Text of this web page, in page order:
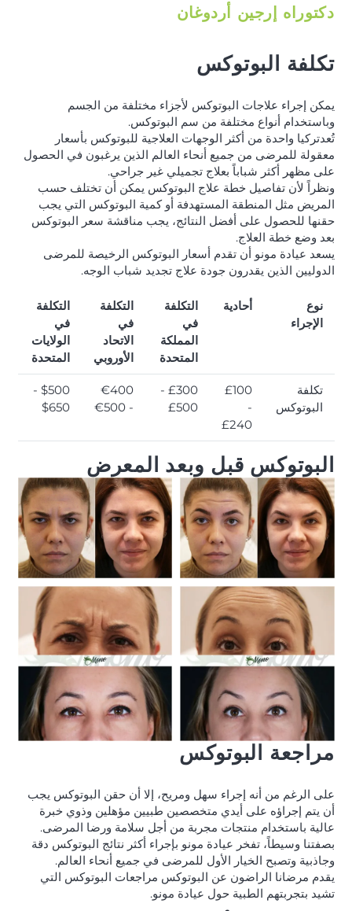
دكتوراه إرجين أردوغان
تكلفة البوتوكس
يمكن إجراء علاجات البوتوكس لأجزاء مختلفة من الجسم
وباستخدام أنواع مختلفة من سم البوتوكس.
تُعدتركيا واحدة من أكثر الوجهات العلاجية للبوتوكس بأسعار
معقولة للمرضى من جميع أنحاء العالم الذين يرغبون في الحصول
على مظهر أكثر شباباً بعلاج تجميلي غير جراحي.
ونظراً لأن تفاصيل خطة علاج البوتوكس يمكن أن تختلف حسب
المريض مثل المنطقة المستهدفة أو كمية البوتوكس التي يجب
حقنها للحصول على أفضل النتائج، يجب مناقشة سعر البوتوكس
بعد وضع خطة العلاج.
يسعد عيادة مونو أن تقدم أسعار البوتوكس الرخيصة للمرضى
الدوليين الذين يقدرون جودة علاج تجديد شباب الوجه.
نوع
الإجراء
أحادية
التكلفة
في
المملكة
المتحدة
التكلفة
في
الاتحاد
الأوروبي
التكلفة
في
الولايات
المتحدة
تكلفة
البوتوكس
£100
-
£240
£300 -
£500
€400
- €500
$500 -
$650
البوتوكس قبل وبعد المعرض
مراجعة البوتوكس
على الرغم من أنه إجراء سهل ومريح، إلا أن حقن البوتوكس يجب
أن يتم إجراؤه على أيدي متخصصين طبيين مؤهلين وذوي خبرة
عالية باستخدام منتجات مجربة من أجل سلامة ورضا المرضى.
بصفتنا وسيطاً، تفخر عيادة مونو بإجراء أكثر نتائج البوتوكس دقة
وجاذبية وتصبح الخيار الأول للمرضى في جميع أنحاء العالم.
يقدم مرضانا الراضون عن البوتوكس مراجعات البوتوكس التي
تشيد بتجربتهم الطبية حول عيادة مونو.